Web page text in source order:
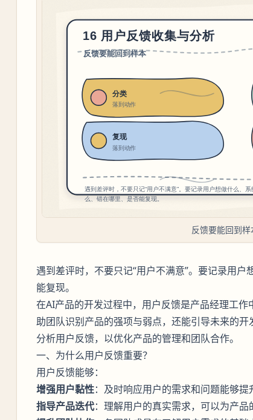
反馈要能回到样
遇到差评时，不要只记“用户不满意”。要记录用
能复现。
在AI产品的开发过程中，用户反馈是产品经理工
助团队识别产品的强项与弱点，还能引导未来的
分析用户反馈，以优化产品的管理和团队合作。
一、为什么用户反馈重要？
用户反馈能够：
增强用户黏性：及时响应用户的需求和问题能够提
指导产品迭代：理解用户的真实需求，可以为产品